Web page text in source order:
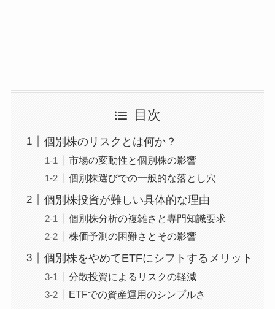
目次
個別株のリスクとは何か？
市場の変動性と個別株の影響
個別株選びでの一般的な落とし穴
個別株投資が難しい具体的な理由
個別株分析の複雑さと専門知識要求
株価予測の困難さとその影響
個別株をやめてETFにシフトするメリット
分散投資によるリスクの軽減
ETFでの資産運用のシンプルさ